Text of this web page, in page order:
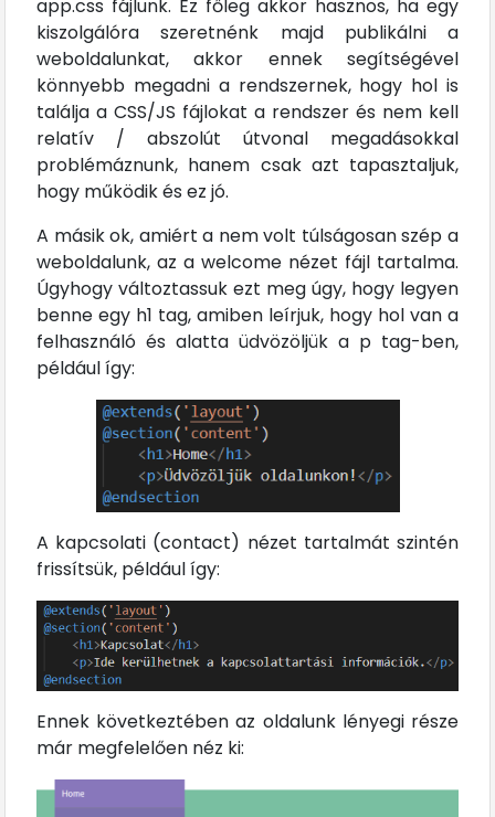
app.css fájlunk. Ez főleg akkor hasznos, ha egy
kiszolgálóra szeretnénk majd publikálni a
weboldalunkat, akkor ennek segítségével
könnyebb megadni a rendszernek, hogy hol is
találja a CSS/JS fájlokat a rendszer és nem kell
relatív / abszolút útvonal megadásokkal
problémáznunk, hanem csak azt tapasztaljuk,
hogy működik és ez jó.
A másik ok, amiért a nem volt túlságosan szép a
weboldalunk, az a welcome nézet fájl tartalma.
Úgyhogy változtassuk ezt meg úgy, hogy legyen
benne egy h1 tag, amiben leírjuk, hogy hol van a
felhasználó és alatta üdvözöljük a p tag-ben,
például így:
A kapcsolati (contact) nézet tartalmát szintén
frissítsük, például így:
Ennek következtében az oldalunk lényegi része
már megfelelően néz ki: